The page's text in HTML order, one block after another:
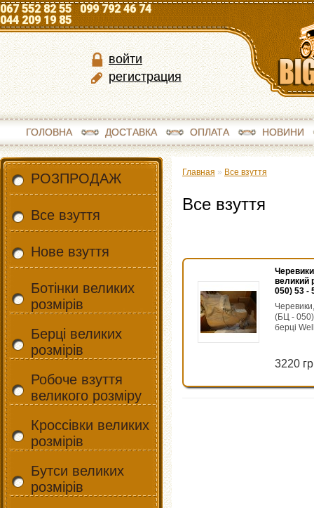
067 552 82 55 099 792 46 74
044 209 19 85
войти
регистрация
ГОЛОВНА ДОСТАВКА ОПЛАТА НОВИНИ
РОЗПРОДАЖ
Все взуття
Нове взуття
Ботінки великих
розмірів
Берці великих
розмірів
Робоче взуття
великого розміру
Кроссівки великих
розмірів
Бутси великих
розмірів
Главная » Все взуття
Все взуття
великий
050) 53 -
(БЦ - 050)
берці
3220